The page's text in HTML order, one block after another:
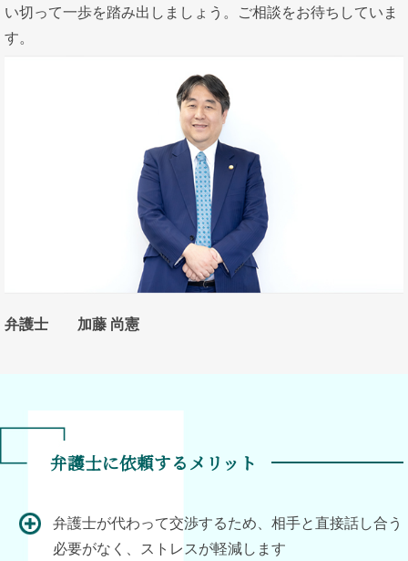
い切って一歩を踏み出しましょう。ご相談をお待ちしていま
す。
弁護士 加藤 尚憲
弁護士に依頼するメリット
弁護士が代わって交渉するため、相手と直接話し合う
必要がなく、ストレスが軽減します